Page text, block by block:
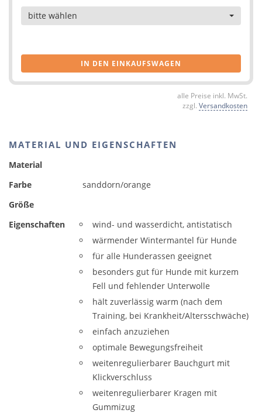
Artikel
bitte wählen
IN DEN EINKAUFSWAGEN
alle Preise inkl. MwSt.
zzgl. Versandkosten
MATERIAL UND EIGENSCHAFTEN
Material
Farbe
sanddorn/orange
Größe
Eigenschaften
wind- und wasserdicht, antistatisch
wärmender Wintermantel für Hunde
für alle Hunderassen geeignet
besonders gut für Hunde mit kurzem
Fell und fehlender Unterwolle
hält zuverlässig warm (nach dem
Training, bei Krankheit/Altersschwäche)
einfach anzuziehen
optimale Bewegungsfreiheit
weitenregulierbarer Bauchgurt mit
Klickverschluss
weitenregulierbarer Kragen mit
Gummizug